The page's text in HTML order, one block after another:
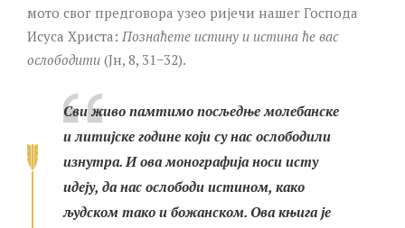
мото свог предговора узео ријечи нашег Господа
Исуса Христа: Познаћете истину и истина ће вас
ослободити (Јн, 8, 31−32).
Сви живо памтимо посљедње молебанске
и литијске године који су нас ослободили
изнутра. И ова монографија носи исту
идеју, да нас ослободи истином, како
људском тако и божанском. Ова књига је